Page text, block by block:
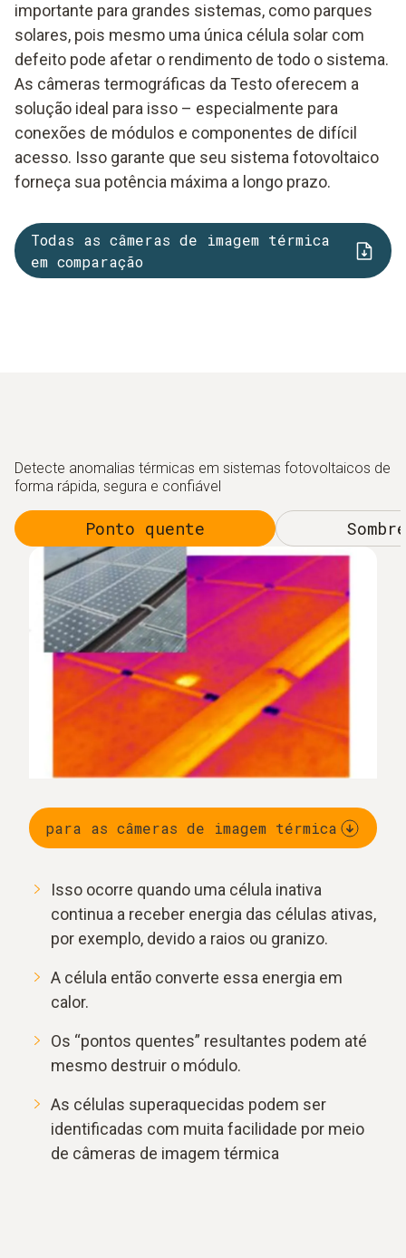
importante para grandes sistemas, como parques
solares, pois mesmo uma única célula solar com
defeito pode afetar o rendimento de todo o sistema.
As câmeras termográficas da Testo oferecem a
solução ideal para isso – especialmente para
conexões de módulos e componentes de difícil
acesso. Isso garante que seu sistema fotovoltaico
forneça sua potência máxima a longo prazo.
Todas as câmeras de imagem térmica
em comparação
Detecte anomalias térmicas em sistemas fotovoltaicos de
forma rápida, segura e confiável
Ponto quente
para as câmeras de imagem térmica
Isso ocorre quando uma célula inativa
continua a receber energia das células ativas,
por exemplo, devido a raios ou granizo.
A célula então converte essa energia em
calor.
Os “pontos quentes” resultantes podem até
mesmo destruir o módulo.
As células superaquecidas podem ser
identificadas com muita facilidade por meio
de câmeras de imagem térmica